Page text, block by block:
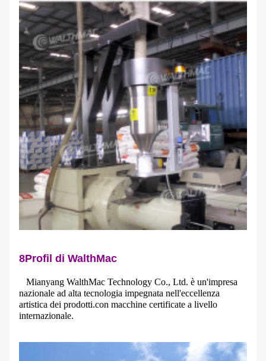
8Profil di WalthMac
Mianyang WalthMac Technology Co., Ltd. è un'impresa
nazionale ad alta tecnologia impegnata nell'eccellenza
artistica dei prodotti.con macchine certificate a livello
internazionale.